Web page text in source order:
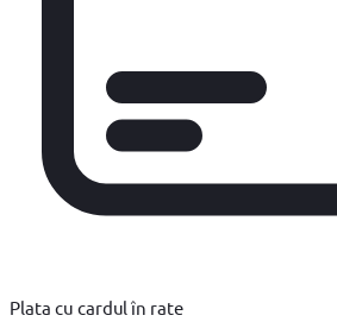
Plata cu cardul în rate